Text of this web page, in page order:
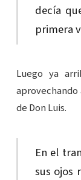
decía
primera
Luego ya
de Don Luis.
En el
sus ojos